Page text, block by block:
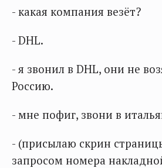
- какая компания везёт?
- DHL.
- я звонил в DHL, они не
Россию.
- мне пофиг, звони в
- (присылаю скрин
запросом номера